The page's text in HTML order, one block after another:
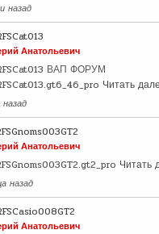
назад
Анатольевич
ВАП ФОРУМ
Читать
Анатольевич
Читать
назад
Анатольевич